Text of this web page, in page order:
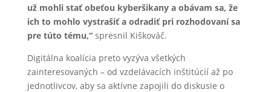
už mohli stať obeťou kyberšikany a obávam sa, že
ich to mohlo vystrašiť a odradiť pri rozhodovaní sa
pre túto tému,“spresnil Kiškováč.
Digitálna koalícia preto vyzýva všetkých
zainteresovaných – od vzdelávacích inštitúcií až po
jednotlivcov, aby sa aktívne zapojili do diskusie o